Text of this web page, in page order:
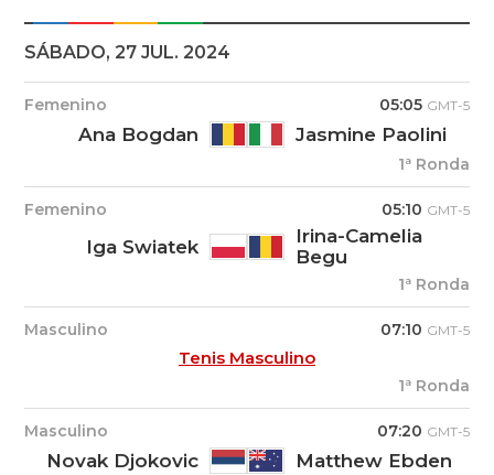
SÁBADO, 27 JUL. 2024
Femenino 05:05 GMT-5
Ana Bogdan Jasmine Paolini
1ª Ronda
Femenino 05:10 GMT-5
Iga Swiatek
Irina-Camelia
Begu
1ª Ronda
Masculino 07:10 GMT-5
Tenis Masculino
1ª Ronda
Masculino 07:20 GMT-5
Novak Djokovic Matthew Ebden